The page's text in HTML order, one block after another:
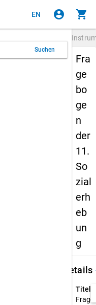
EN account_circle shopping_cart
Suchen
Fra
ge
bo
ge
n
der
11.
So
zial
erh
eb
un
g
Details
Titel: